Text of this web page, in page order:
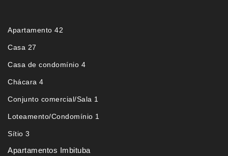
Apartamento 42
Casa 27
Casa de condomínio 4
Chácara 4
Conjunto comercial/Sala 1
Loteamento/Condomínio 1
Sítio 3
Apartamentos Imbituba